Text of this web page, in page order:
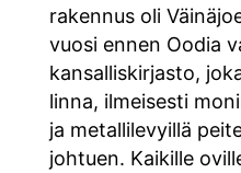
rakennus oli
vuosi ennen Oodia
kansalliskirjasto,
linna, ilmeisesti
ja metallilevyillä
johtuen. Kaikille